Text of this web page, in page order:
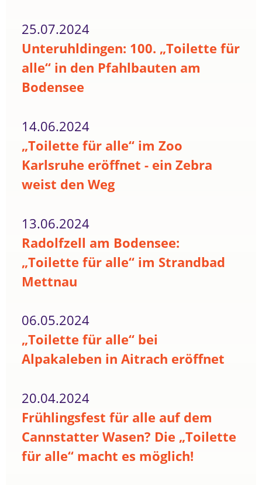
25.07.2024
Unteruhldingen: 100. „Toilette für
alle“ in den Pfahlbauten am
Bodensee
14.06.2024
„Toilette für alle“ im Zoo
Karlsruhe eröffnet - ein Zebra
weist den Weg
13.06.2024
Radolfzell am Bodensee:
„Toilette für alle“ im Strandbad
Mettnau
06.05.2024
„Toilette für alle“ bei
Alpakaleben in Aitrach eröffnet
20.04.2024
Frühlingsfest für alle auf dem
Cannstatter Wasen? Die „Toilette
für alle“ macht es möglich!